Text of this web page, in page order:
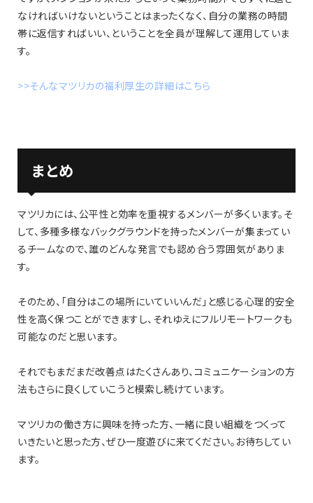
なければいけないということはまったくなく、自分の業務の時間
帯に返信すればいい、ということを全員が理解して運用していま
す。
>>そんなマツリカの福利厚生の詳細はこちら
まとめ
マツリカには、公平性と効率を重視するメンバーが多くいます。そ
して、多種多様なバックグラウンドを持ったメンバーが集まってい
るチームなので、誰のどんな発言でも認め合う雰囲気がありま
す。
そのため、「自分はこの場所にいていいんだ」と感じる心理的安全
性を高く保つことができますし、それゆえにフルリモートワークも
可能なのだと思います。
それでもまだまだ改善点はたくさんあり、コミュニケーションの方
法もさらに良くしていこうと模索し続けています。
マツリカの働き方に興味を持った方、一緒に良い組織をつくって
いきたいと思った方、ぜひ一度遊びに来てください。お待ちしてい
ます。